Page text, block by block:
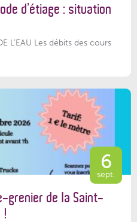
d’étiage : situation
L’EAU Les débits des cours
6
sept.
grenier de la Saint-
!